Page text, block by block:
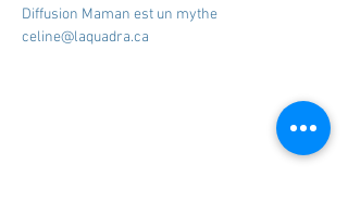
Diffusion Maman est un mythe
celine@laquadra.ca